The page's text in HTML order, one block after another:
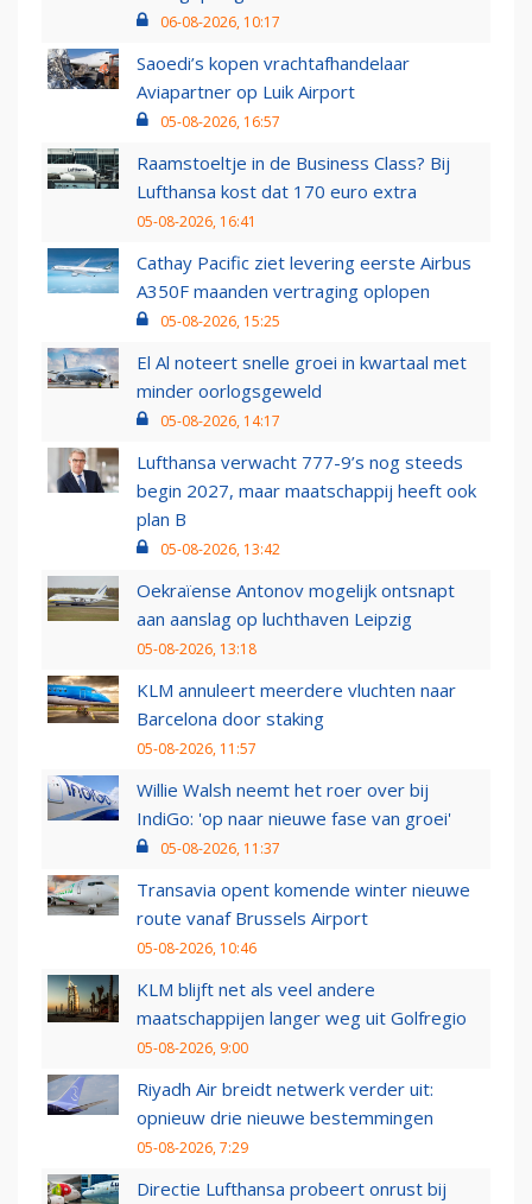
06-08-2026, 10:17
Saoedi’s kopen vrachtafhandelaar
Aviapartner op Luik Airport
05-08-2026, 16:57
Raamstoeltje in de Business Class? Bij
Lufthansa kost dat 170 euro extra
05-08-2026, 16:41
Cathay Pacific ziet levering eerste Airbus
A350F maanden vertraging oplopen
05-08-2026, 15:25
El Al noteert snelle groei in kwartaal met
minder oorlogsgeweld
05-08-2026, 14:17
Lufthansa verwacht 777-9’s nog steeds
begin 2027, maar maatschappij heeft ook
plan B
05-08-2026, 13:42
Oekraïense Antonov mogelijk ontsnapt
aan aanslag op luchthaven Leipzig
05-08-2026, 13:18
KLM annuleert meerdere vluchten naar
Barcelona door staking
05-08-2026, 11:57
Willie Walsh neemt het roer over bij
IndiGo: 'op naar nieuwe fase van groei'
05-08-2026, 11:37
Transavia opent komende winter nieuwe
route vanaf Brussels Airport
05-08-2026, 10:46
KLM blijft net als veel andere
maatschappijen langer weg uit Golfregio
05-08-2026, 9:00
Riyadh Air breidt netwerk verder uit:
opnieuw drie nieuwe bestemmingen
05-08-2026, 7:29
Directie Lufthansa probeert onrust bij